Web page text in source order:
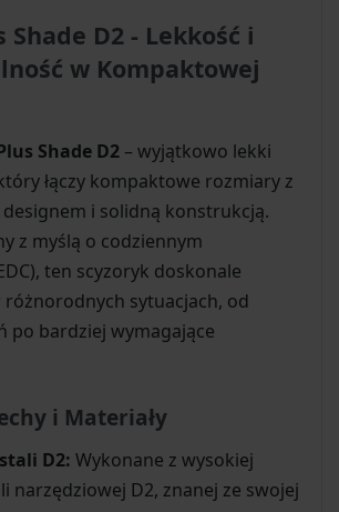
Shade D2 - Lekkość i
w Kompaktowej
Shade D2 – wyjątkowo lekki
łączy kompaktowe rozmiary z
i solidną konstrukcją.
z myślą o codziennym
ten scyzoryk doskonale
różnorodnych sytuacjach, od
po bardziej wymagające
i Materiały
D2: Wykonane z wysokiej
narzędziowej D2, znanej ze swojej